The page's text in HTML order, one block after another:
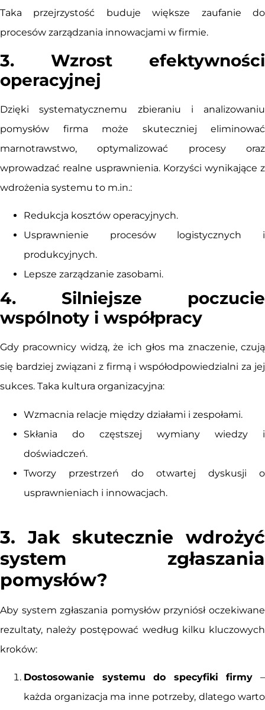
Taka przejrzystość buduje większe zaufanie do
procesów zarządzania innowacjami w firmie.
3. Wzrost efektywności
operacyjnej
Dzięki systematycznemu zbieraniu i analizowaniu
pomysłów firma może skuteczniej eliminować
marnotrawstwo, optymalizować procesy oraz
wprowadzać realne usprawnienia. Korzyści wynikające z
wdrożenia systemu to m.in.:
Redukcja kosztów operacyjnych.
Usprawnienie procesów logistycznych i
produkcyjnych.
Lepsze zarządzanie zasobami.
4. Silniejsze poczucie
wspólnoty i współpracy
Gdy pracownicy widzą, że ich głos ma znaczenie, czują
się bardziej związani z firmą i współodpowiedzialni za jej
sukces. Taka kultura organizacyjna:
Wzmacnia relacje między działami i zespołami.
Skłania do częstszej wymiany wiedzy i
doświadczeń.
Tworzy przestrzeń do otwartej dyskusji o
usprawnieniach i innowacjach.
3. Jak skutecznie wdrożyć
system zgłaszania
pomysłów?
Aby system zgłaszania pomysłów przyniósł oczekiwane
rezultaty, należy postępować według kilku kluczowych
kroków:
Dostosowanie systemu do specyfiki firmy –
każda organizacja ma inne potrzeby, dlatego warto